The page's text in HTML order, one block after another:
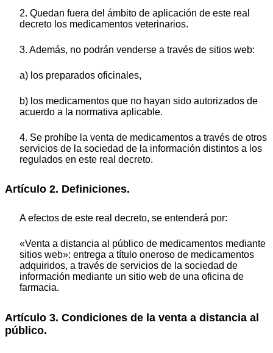
2. Quedan fuera del ámbito de aplicación de este real
decreto los medicamentos veterinarios.
3. Además, no podrán venderse a través de sitios web:
a) los preparados oficinales,
b) los medicamentos que no hayan sido autorizados de
acuerdo a la normativa aplicable.
4. Se prohíbe la venta de medicamentos a través de otros
servicios de la sociedad de la información distintos a los
regulados en este real decreto.
Artículo 2. Definiciones.
A efectos de este real decreto, se entenderá por:
«Venta a distancia al público de medicamentos mediante
sitios web»: entrega a título oneroso de medicamentos
adquiridos, a través de servicios de la sociedad de
información mediante un sitio web de una oficina de
farmacia.
Artículo 3. Condiciones de la venta a distancia al
público.